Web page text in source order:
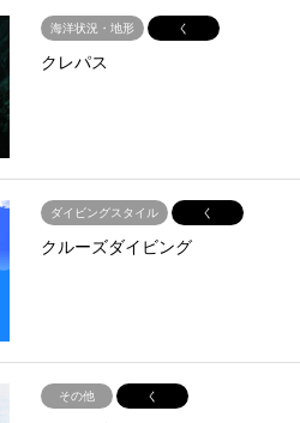
海洋状況・地形 く
クレパス
ダイビングスタイル く
クルーズダイビング
その他 く